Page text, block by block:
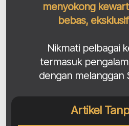
menyokong
bebas,
Nikmati pelbagai
termasuk
dengan melanggan
Artikel